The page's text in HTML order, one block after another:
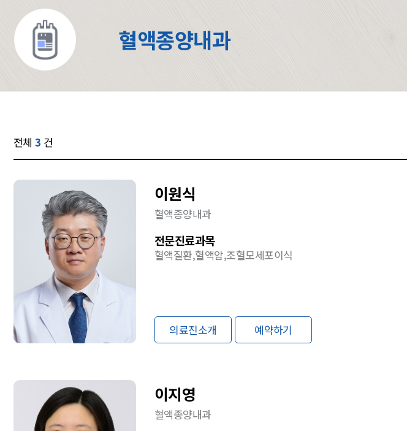
혈액종양내과
전체3 건
이원식
혈액종양내과
전문진료과목
혈액질환,혈액암,조혈모세포이식
의료진소개 예약하기
이지영
혈액종양내과